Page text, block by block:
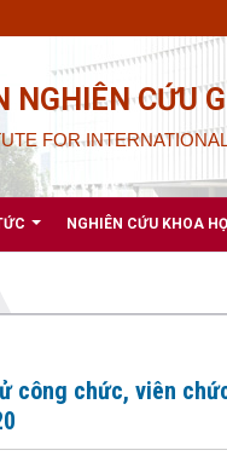
NGHIÊN CỨU
FOR
NGHIÊN CỨU KHOA
công chức, viên